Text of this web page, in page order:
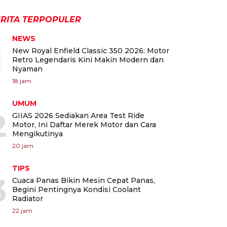
TERPOPULER
NEWS
New Royal Enfield Classic 350 2026: Motor
Retro Legendaris Kini Makin Modern dan
Nyaman
18 jam
UMUM
GIIAS 2026 Sediakan Area Test Ride
Motor, Ini Daftar Merek Motor dan Cara
Mengikutinya
20 jam
TIPS
Cuaca Panas Bikin Mesin Cepat Panas,
Begini Pentingnya Kondisi Coolant
Radiator
22 jam